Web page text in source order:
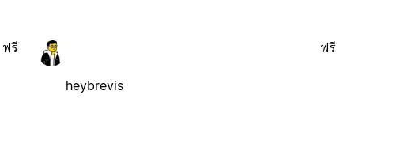
ฟรี
heybrevis
ฟรี